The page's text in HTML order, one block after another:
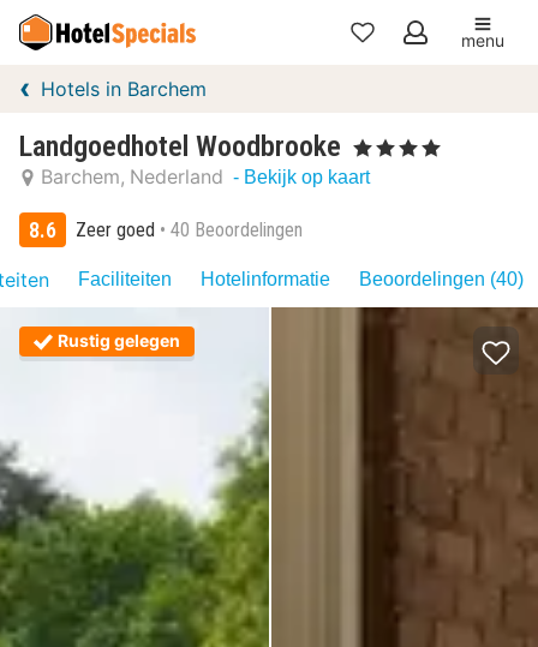
Mijn
menu
Hotels in Barchem
Landgoedhotel Woodbrooke , 4 Sterren
Barchem Nederland - Bekijk op kaart
8.6 Zeer goed 40 Beoordelingen
Faciliteiten Hotelinformatie Beoordelingen (40)
Rustig gelegen